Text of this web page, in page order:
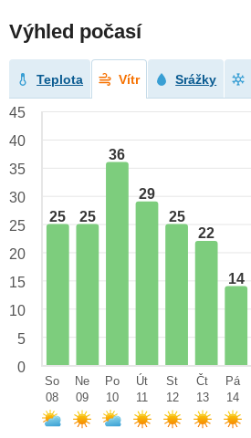
Výhled počasí
Teplota Vítr Srážky
25 25
36
29
25
22
14
45
40
35
30
25
20
15
10
5
0
So
08
Ne
09
Po
10
Út
11
St
12
Čt
13
Pá
14